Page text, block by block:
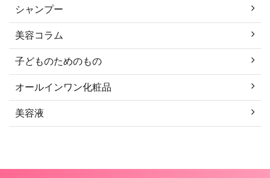
シャンプー
美容コラム
子どものためのもの
オールインワン化粧品
美容液